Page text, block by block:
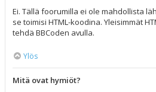
Ei. Tällä foorumilla ei ole mahdollista
se toimisi HTML-koodina. Yleisimmät
tehdä BBCoden avulla.
Ylös
Mitä ovat hymiöt?